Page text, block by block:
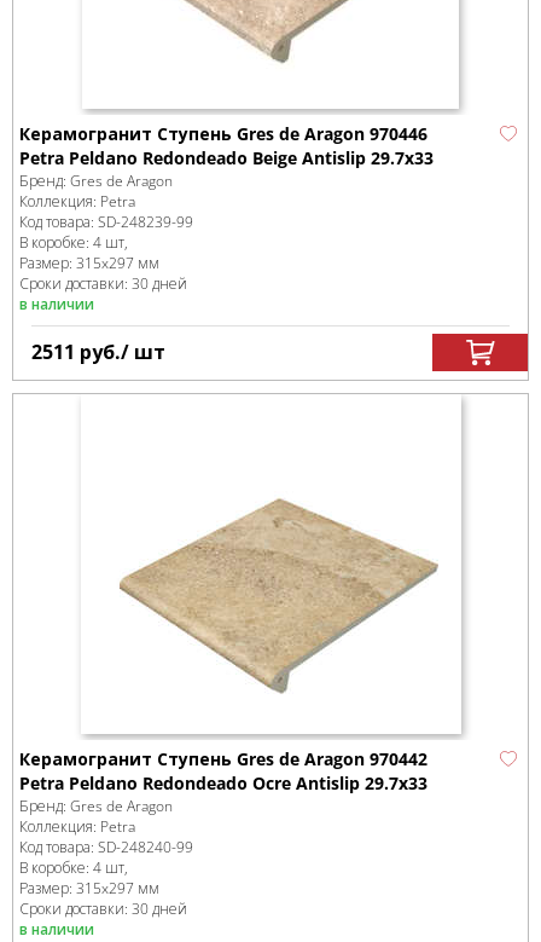
Керамогранит Ступень Gres de Aragon 970446
Petra Peldаno Redondeadо Beige Antislip 29.7x33
Бренд: Gres de Aragon
Коллекция: Petra
Код товара: SD-248239-99
В коробке: 4 шт,
Размер: 315x297 мм
Сроки доставки: 30 дней
в наличии
2511 руб./ шт
Керамогранит Ступень Gres de Aragon 970442
Petra Peldаno Redondeadо Ocre Antislip 29.7x33
Бренд: Gres de Aragon
Коллекция: Petra
Код товара: SD-248240-99
В коробке: 4 шт,
Размер: 315x297 мм
Сроки доставки: 30 дней
в наличии